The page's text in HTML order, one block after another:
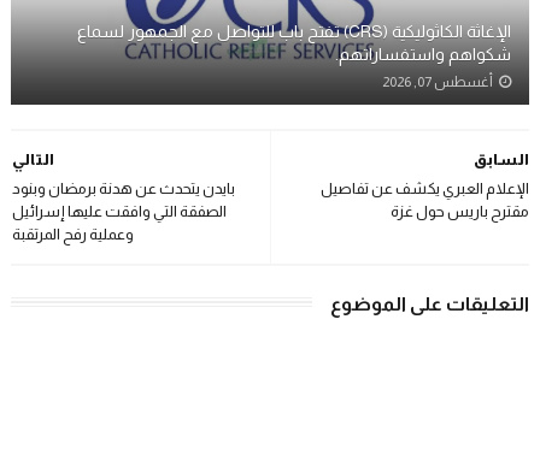
الإغاثة الكاثوليكية (CRS) تفتح باب للتواصل مع الجمهور لسماع
شكواهم واستفساراتهم.
أغسطس 07, 2026
التالي
بايدن يتحدث عن هدنة برمضان وبنود
الصفقة التي وافقت عليها إسرائيل
وعملية رفح المرتقبة
السابق
الإعلام العبري يكشف عن تفاصيل
مقترح باريس حول غزة
التعليقات على الموضوع